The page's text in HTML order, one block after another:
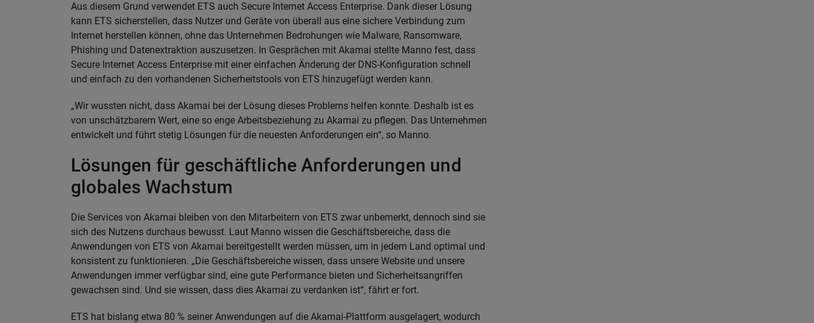
Aus diesem Grund verwendet ETS auch Secure Internet Access Enterprise. Dank dieser Lösung
kann ETS sicherstellen, dass Nutzer und Geräte von überall aus eine sichere Verbindung zum
Internet herstellen können, ohne das Unternehmen Bedrohungen wie Malware, Ransomware,
Phishing und Datenextraktion auszusetzen. In Gesprächen mit Akamai stellte Manno fest, dass
Secure Internet Access Enterprise mit einer einfachen Änderung der DNS-Konfiguration schnell
und einfach zu den vorhandenen Sicherheitstools von ETS hinzugefügt werden kann.
„Wir wussten nicht, dass Akamai bei der Lösung dieses Problems helfen konnte. Deshalb ist es
von unschätzbarem Wert, eine so enge Arbeitsbeziehung zu Akamai zu pflegen. Das Unternehmen
entwickelt und führt stetig Lösungen für die neuesten Anforderungen ein“, so Manno.
Lösungen für geschäftliche Anforderungen und
globales Wachstum
Die Services von Akamai bleiben von den Mitarbeitern von ETS zwar unbemerkt, dennoch sind sie
sich des Nutzens durchaus bewusst. Laut Manno wissen die Geschäftsbereiche, dass die
Anwendungen von ETS von Akamai bereitgestellt werden müssen, um in jedem Land optimal und
konsistent zu funktionieren. „Die Geschäftsbereiche wissen, dass unsere Website und unsere
Anwendungen immer verfügbar sind, eine gute Performance bieten und Sicherheitsangriffen
gewachsen sind. Und sie wissen, dass dies Akamai zu verdanken ist“, fährt er fort.
ETS hat bislang etwa 80 % seiner Anwendungen auf die Akamai-Plattform ausgelagert, wodurch